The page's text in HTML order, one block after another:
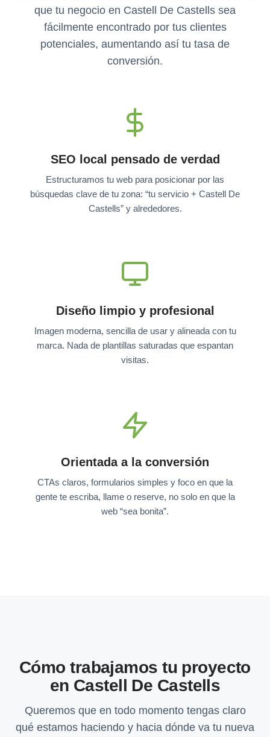
que tu negocio en Castell De Castells sea
fácilmente encontrado por tus clientes
potenciales, aumentando así tu tasa de
conversión.
SEO local pensado de verdad
Estructuramos tu web para posicionar por las
búsquedas clave de tu zona: “tu servicio + Castell De
Castells” y alrededores.
Diseño limpio y profesional
Imagen moderna, sencilla de usar y alineada con tu
marca. Nada de plantillas saturadas que espantan
visitas.
Orientada a la conversión
CTAs claros, formularios simples y foco en que la
gente te escriba, llame o reserve, no solo en que la
web “sea bonita”.
Cómo trabajamos tu proyecto
en Castell De Castells
Queremos que en todo momento tengas claro
qué estamos haciendo y hacia dónde va tu nueva